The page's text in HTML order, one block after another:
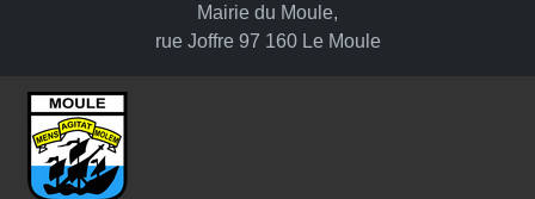
Mairie du Moule,
rue Joffre 97 160 Le Moule